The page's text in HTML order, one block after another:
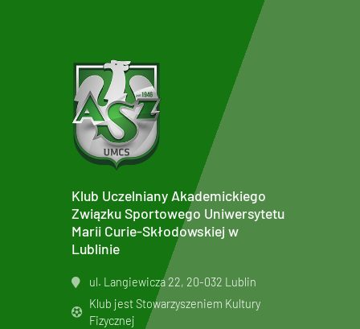
Klub Uczelniany Akademickiego
Związku Sportowego Uniwersytetu
Marii Curie-Skłodowskiej w
Lublinie
ul. Langiewicza 22, 20-032 Lublin
Klub jest Stowarzyszeniem Kultury
Fizycznej